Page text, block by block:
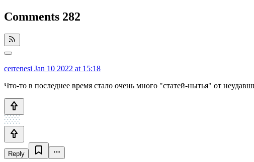
Comments 282
cerrenesi Jan 10 2022 at 15:18
Что-то в последнее время стало очень много "статей-нытья" от
Reply